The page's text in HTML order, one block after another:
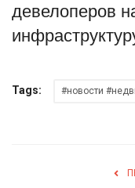
девелоперов
Tags: #новости